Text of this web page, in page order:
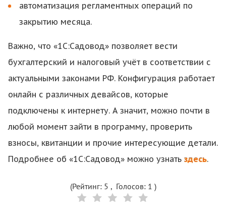
автоматизация регламентных операций по
закрытию месяца.
Важно, что «1С:Садовод» позволяет вести
бухгалтерский и налоговый учёт в соответствии с
актуальными законами РФ. Конфигурация работает
онлайн с различных девайсов, которые
подключены к интернету. А значит, можно почти в
любой момент зайти в программу, проверить
взносы, квитанции и прочие интересующие детали.
Подробнее об «1С:Садовод» можно узнать здесь.
(Рейтинг: 5 , Голосов: 1 )